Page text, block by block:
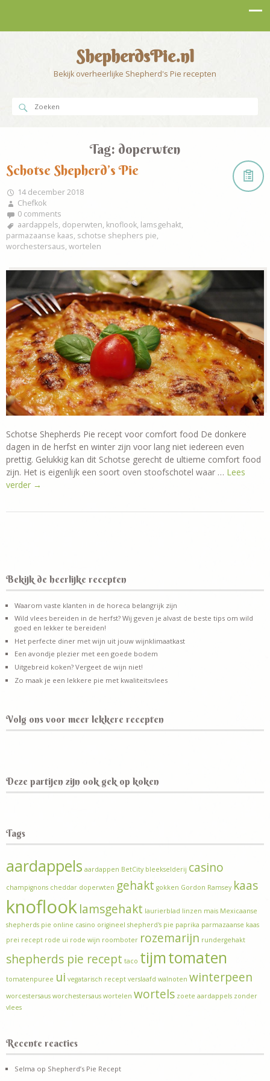
ShepherdsPie.nl
Bekijk overheerlijke Shepherd's Pie recepten
Tag: doperwten
Schotse Shepherd’s Pie
14 december 2018
Chefkok
0 comments
aardappels, doperwten, knoflook, lamsgehakt,
parmazaanse kaas, schotse shephers pie,
worchestersaus, wortelen
Schotse Shepherds Pie recept voor comfort food De donkere
dagen in de herfst en winter zijn voor lang niet iedereen even
prettig. Gelukkig kan dit Schotse gerecht de ultieme comfort food
zijn. Het is eigenlijk een soort oven stoofschotel waar … Lees
verder →
Bekijk de heerlijke recepten
Waarom vaste klanten in de horeca belangrijk zijn
Wild vlees bereiden in de herfst? Wij geven je alvast de beste tips om wild
goed en lekker te bereiden!
Het perfecte diner met wijn uit jouw wijnklimaatkast
Een avondje plezier met een goede bodem
Uitgebreid koken? Vergeet de wijn niet!
Zo maak je een lekkere pie met kwaliteitsvlees
Volg ons voor meer lekkere recepten
Deze partijen zijn ook gek op koken
Tags
aardappels aardappen BetCity bleekselderij casino
champignons cheddar doperwten gehakt gokken Gordon Ramsey kaas
knoflooklamsgehakt laurierblad linzen mais Mexicaanse
shepherds pie online casino origineel shepherd's pie paprika parmazaanse kaas
prei recept rode ui rode wijn roomboter rozemarijn rundergehakt
shepherds pie recept taco tijmtomaten
tomatenpuree ui vegatarisch recept verslaafd walnoten winterpeen
worcestersaus worchestersaus wortelen wortels zoete aardappels zonder
vlees
Recente reacties
Selma op Shepherd’s Pie Recept